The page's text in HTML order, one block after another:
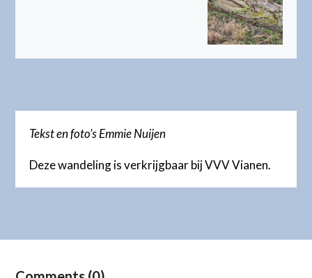
Tekst en foto’s Emmie Nuijen
Deze wandeling is verkrijgbaar bij VVV Vianen.